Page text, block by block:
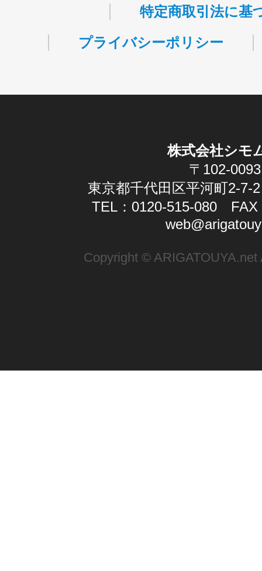
特定商取引法に基
プライバシーポリシー
株式会社シモ
〒102-0093
東京都千代田区平河町2-7-
TEL：0120-515-080 FAX
Copyright ©